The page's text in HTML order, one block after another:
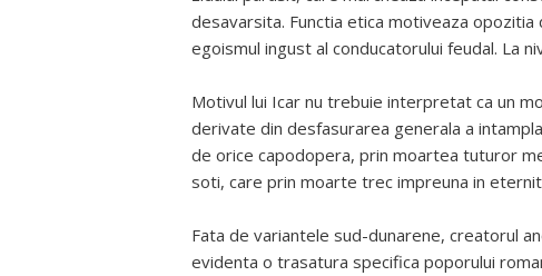
desavarsita. Functia etica motiveaza
egoismul ingust al conducatorului feudal. La
Motivul lui Icar nu trebuie interpretat ca un
derivate din desfasurarea generala a
de orice capodopera, prin moartea tuturor
soti, care prin moarte trec impreuna in
Fata de variantele sud-dunarene, creatorul
evidenta o trasatura specifica poporului